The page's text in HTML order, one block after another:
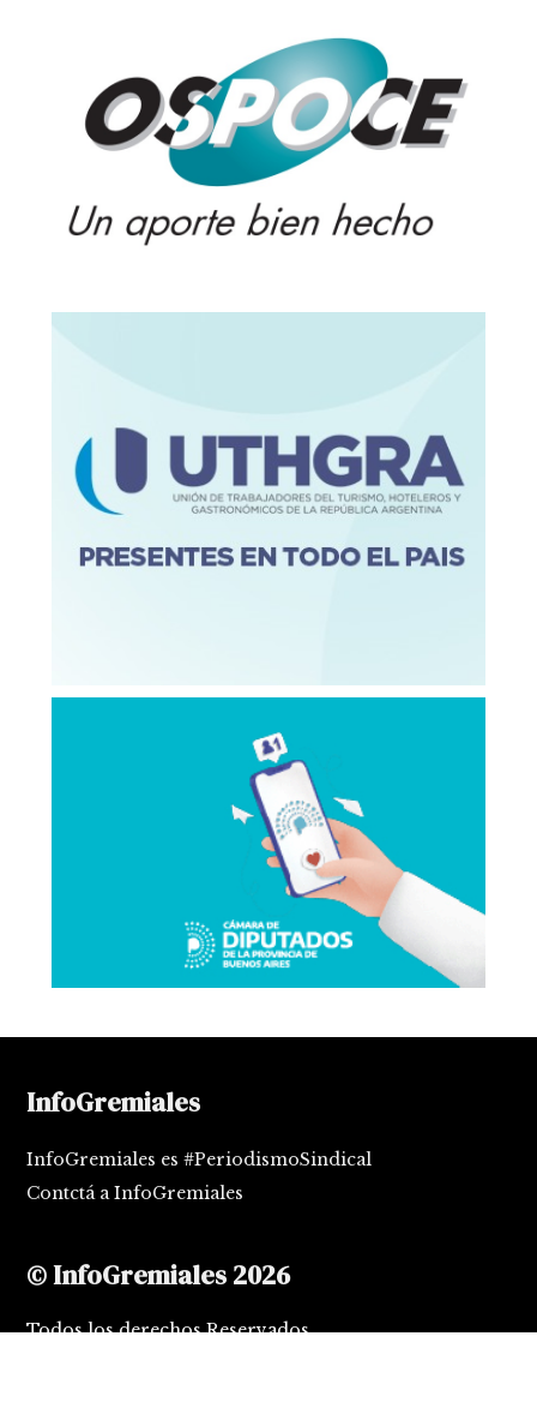
InfoGremiales
InfoGremiales es #PeriodismoSindical
Contctá a InfoGremiales
© InfoGremiales 2026
Todos los derechos Reservados